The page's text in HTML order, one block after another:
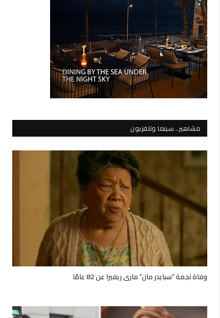
مشاهير.. سينما وتلفزيون
وفاة نجمة “سبايدر مان” ماري ريفيرا عن 82 عامًا